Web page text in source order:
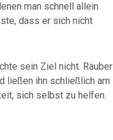
man schnell allein
dass er sich nicht
sein Ziel nicht. Räuber
ließen ihn schließlich am
sich selbst zu helfen.